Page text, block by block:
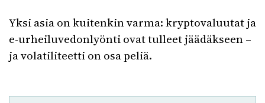
Yksi asia on kuitenkin varma: kryptovaluutat ja
e-urheiluvedonlyönti ovat tulleet jäädäkseen –
ja volatiliteetti on osa peliä.